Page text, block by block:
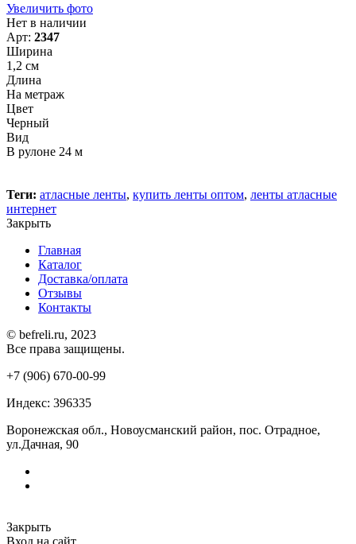
Увеличить фото
Нет в наличии
Арт: 2347
Ширина
1,2 см
Длина
На метраж
Цвет
Черный
Вид
В рулоне 24 м
Теги: атласные ленты, купить ленты оптом, ленты атласные
интернет
Закрыть
Главная
Каталог
Доставка/оплата
Отзывы
Контакты
© befreli.ru, 2023
Все права защищены.
+7 (906) 670-00-99
Индекс: 396335
Воронежская обл., Новоусманский район, пос. Отрадное,
ул.Дачная, 90
Закрыть
Вход на сайт